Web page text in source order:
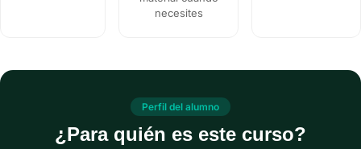
necesites
Perfil del alumno
¿Para quién es este curso?